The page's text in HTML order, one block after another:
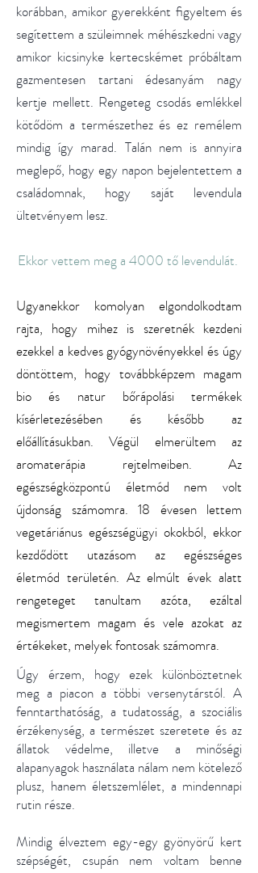
korábban, amikor gyerekként figyeltem és
segítettem a szüleimnek méhészkedni vagy
amikor kicsinyke kertecskémet próbáltam
gazmentesen tartani édesanyám nagy
kertje mellett. Rengeteg csodás emlékkel
kötődöm a természethez és ez remélem
mindig így marad. Talán nem is annyira
meglepő, hogy egy napon bejelentettem a
családomnak, hogy saját levendula
ültetvényem lesz.
Ekkor vettem meg a 4000 tő levendulát.
Ugyanekkor komolyan elgondolkodtam
rajta, hogy mihez is szeretnék kezdeni
ezekkel a kedves gyógynövényekkel és úgy
döntöttem, hogy továbbképzem magam
bio és natur bőrápolási termékek
kísérletezésében és később az
előállításukban. Végül elmerültem az
aromaterápia rejtelmeiben. Az
egészségközpontú életmód nem volt
újdonság számomra. 18 évesen lettem
vegetáriánus egészségügyi okokból, ekkor
kezdődött utazásom az egészséges
életmód területén. Az elmúlt évek alatt
rengeteget tanultam azóta, ezáltal
megismertem magam és vele azokat az
értékeket, melyek fontosak számomra.
Úgy érzem, hogy ezek különböztetnek
meg a piacon a többi versenytárstól. A
fenntarthatóság, a tudatosság, a szociális
érzékenység, a természet szeretete és az
állatok védelme, illetve a minőségi
alapanyagok használata nálam nem kötelező
plusz, hanem életszemlélet, a mindennapi
rutin része.
Mindig élveztem egy-egy gyönyörű kert
szépségét, csupán nem voltam benne